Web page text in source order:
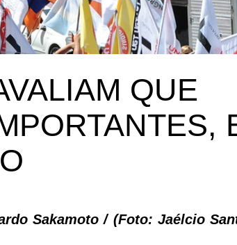
QUE
Sakamoto / (Foto: Jaélcio